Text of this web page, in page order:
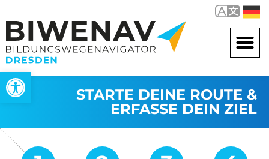
Werkzeugleiste öffnen
STARTE DEINE ROUTE &
ERFASSE DEIN ZIEL